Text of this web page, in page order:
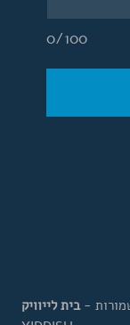
0/100
בית לייוויק